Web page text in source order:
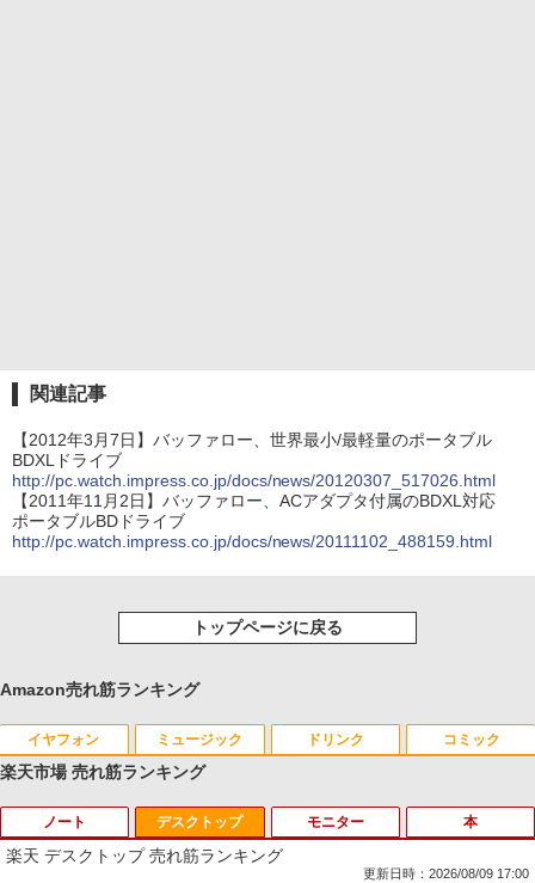
関連記事
【2012年3月7日】バッファロー、世界最小/最軽量のポータブル
BDXLドライブ
http://pc.watch.impress.co.jp/docs/news/20120307_517026.html
【2011年11月2日】バッファロー、ACアダプタ付属のBDXL対応
ポータブルBDドライブ
http://pc.watch.impress.co.jp/docs/news/20111102_488159.html
トップページに戻る
Amazon売れ筋ランキング
イヤフォン
Anker Soundcore P40i オフホワイト
￥7,990
ミュージック
BRUCE WAYNE feat. Flo Milli, ATL Jacob
[Explicit]
ドリンク
【Amazon.co.jp限定】 い・ろ・は・す 2L P
ET ラベルレス ×8本
コミック
薬屋のひとりごと 17巻 (デジタル版ビッグガ
ンガンコミックス)
楽天市場 売れ筋ランキング
ノート デスクトップ
楽天 デスクトップ 売れ筋ランキング
更新日時：2026/08/09 17:00
モニター 本